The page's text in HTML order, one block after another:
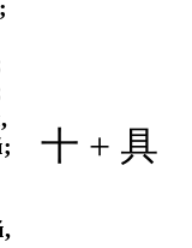
十 + 具